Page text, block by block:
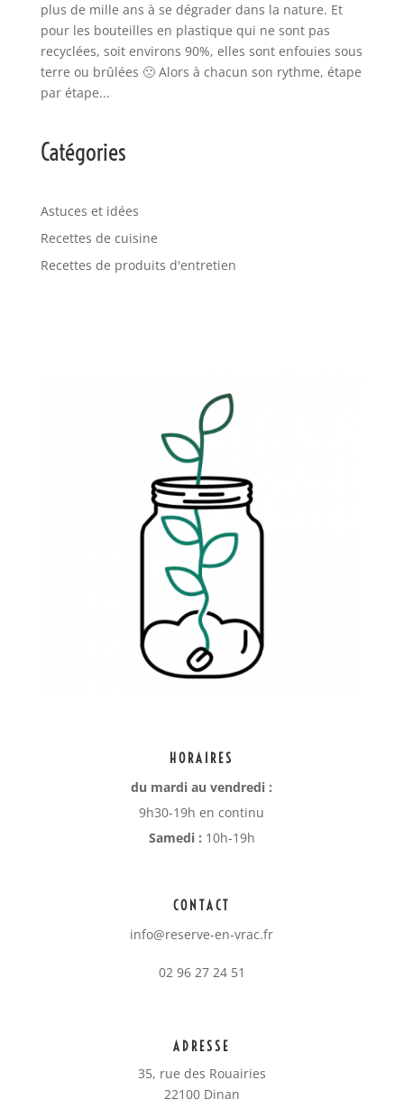
plus de mille ans à se dégrader dans la nature. Et
pour les bouteilles en plastique qui ne sont pas
recyclées, soit environs 90%, elles sont enfouies sous
terre ou brûlées 🙁 Alors à chacun son rythme, étape
par étape...
Catégories
Astuces et idées
Recettes de cuisine
Recettes de produits d'entretien
HORAIRES
du mardi au vendredi :
9h30-19h en continu
Samedi : 10h-19h
CONTACT
info@reserve-en-vrac.fr
02 96 27 24 51
ADRESSE
35, rue des Rouairies
22100 Dinan